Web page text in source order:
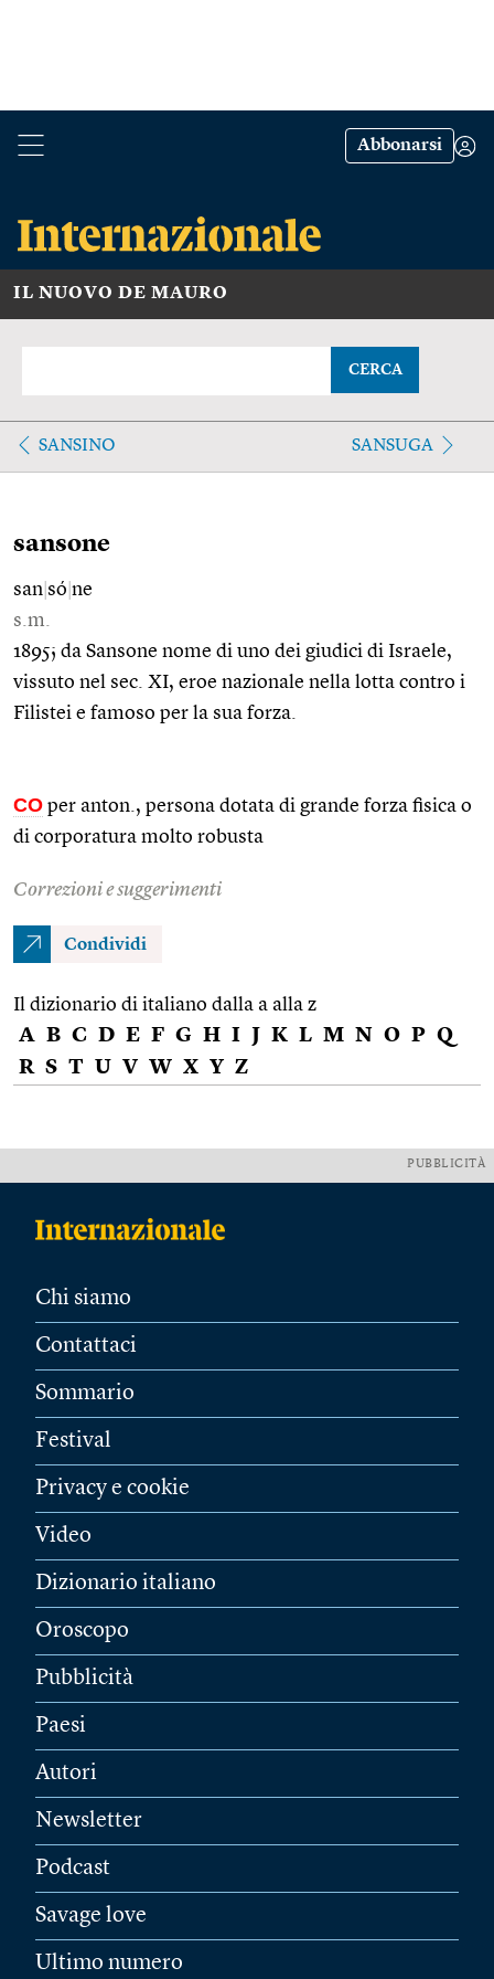
Abbonarsi
IL NUOVO DE MAURO
CERCA
SANSINO SANSUGA
sansone
san só ne
s.m.
1895; da Sansone nome di uno dei giudici di Israele,
vissuto nel sec. XI, eroe nazionale nella lotta contro i
Filistei e famoso per la sua forza.
CO per anton., persona dotata di grande forza fisica o
di corporatura molto robusta
Correzioni e suggerimenti
Condividi
Il dizionario di italiano dalla a alla z
A B C D E F G H I J K L M N O P Q
R S T U V W X Y Z
PUBBLICITÀ
Chi siamo
Contattaci
Sommario
Festival
Privacy e cookie
Video
Dizionario italiano
Oroscopo
Pubblicità
Paesi
Autori
Newsletter
Podcast
Savage love
Ultimo numero